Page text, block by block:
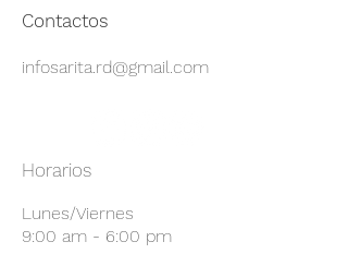
-5 Tarjetas de gracias con nombre.
-Incluye la impresión para Santo
-Envoltura para regalo disponible.
-Opción digital disponible.
-No incluye envío.
Contactos
infosarita.rd@gmail.com
Horarios
Lunes/Viernes
9:00 am - 6:00 pm